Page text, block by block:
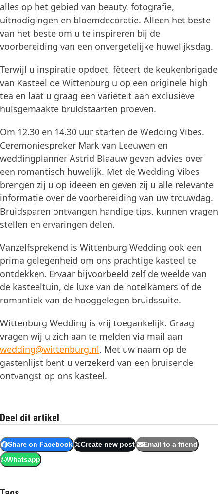
alles op het gebied van beauty, fotografie,
uitnodigingen en bloemdecoratie. Alleen het beste
van het beste om u te inspireren bij de
voorbereiding van een onvergetelijke huwelijksdag.
Terwijl u inspiratie opdoet, fêteert de keukenbrigade
van Kasteel de Wittenburg u op een originele high
tea en laat u graag een variëteit aan exclusieve
huisgemaakte bruidstaarten proeven.
Om 12.30 en 14.30 uur starten de Wedding Vibes.
Ceremoniespreker Mark van Leeuwen en
weddingplanner Astrid Blaauw geven advies over
een romantisch huwelijk. Met de Wedding Vibes
brengen zij u op ideeën en geven zij u alle relevante
informatie over de voorbereiding van uw trouwdag.
Bruidsparen ontvangen handige tips, kunnen vragen
stellen en ervaringen delen.
Vanzelfsprekend is Wittenburg Wedding ook een
prima gelegenheid om ons prachtige kasteel te
ontdekken. Ervaar bijvoorbeeld zelf de weelde van
de kasteeltuin, de luxe van de hotelkamers of de
romantiek van de hooggelegen bruidssuite.
Wittenburg Wedding is vrij toegankelijk. Graag
vragen wij u zich aan te melden via mail aan
wedding@wittenburg.nl. Met uw naam op de
gastenlijst bent u verzekerd van een bruisende
ontvangst op ons kasteel.
Deel dit artikel
Share on Facebook Create new post Email to a friend
Whatsapp